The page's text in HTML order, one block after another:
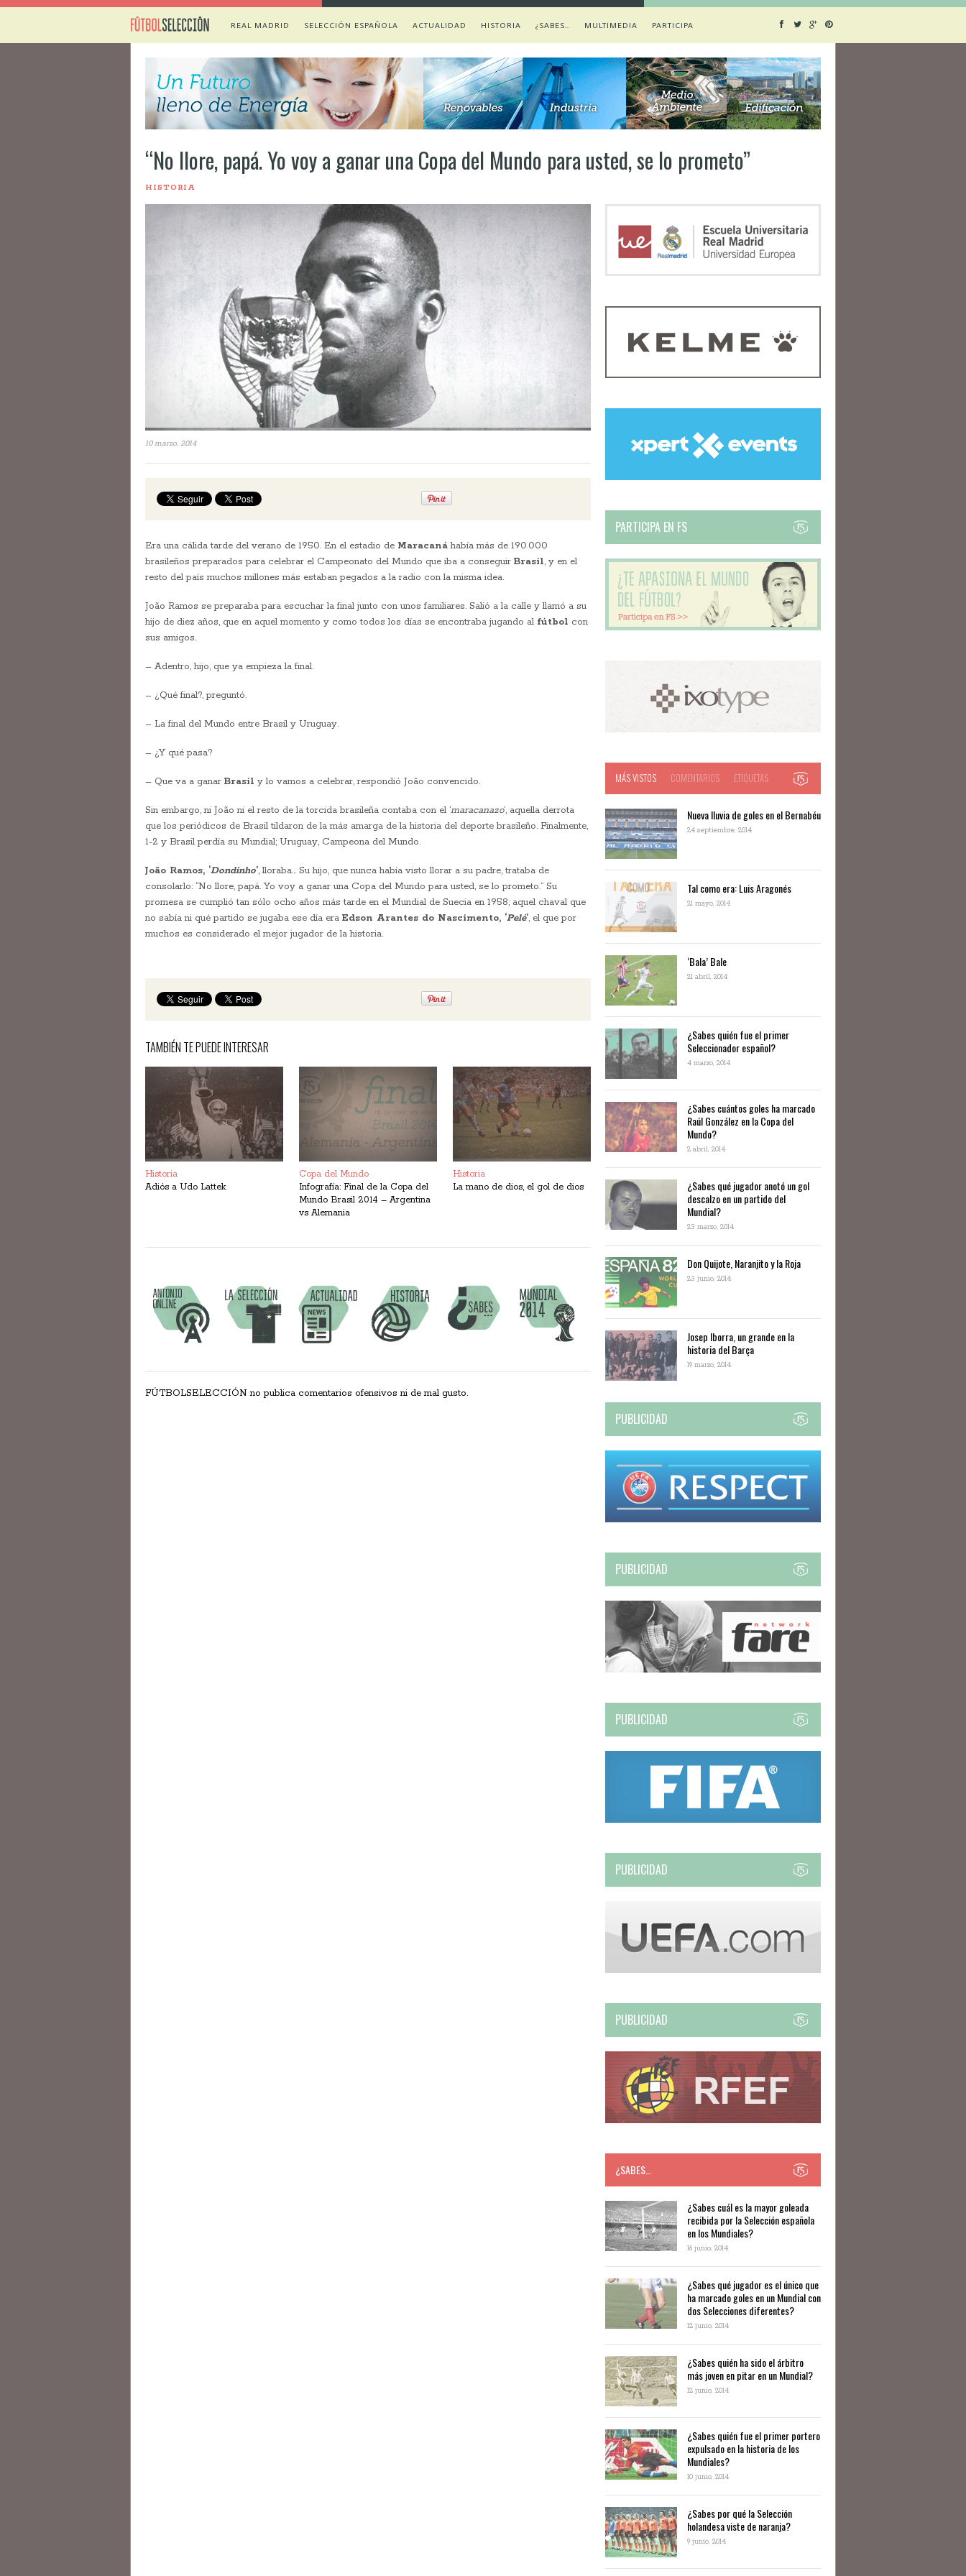
REAL MADRID SELECCIÓN ESPAÑOLA ACTUALIDAD HISTORIA ¿SABES… MULTIMEDIA PARTICIPA
“No llore, papá. Yo voy a ganar una Copa del Mundo para usted, se lo prometo”
HISTORIA
10 marzo, 2014
Era una cálida tarde del verano de 1950. En el estadio de Maracanáhabía más de 190.000
brasileños preparados para celebrar el Campeonato del Mundo que iba a conseguir Brasil, y en el
resto del país muchos millones más estaban pegados a la radio con la misma idea.
João Ramos se preparaba para escuchar la final junto con unos familiares. Salió a la calle y llamó a su
hijo de diez años, que en aquel momento y como todos los días se encontraba jugando al fútbol con
sus amigos.
– Adentro, hijo, que ya empieza la final.
– ¿Qué final?, preguntó.
– La final del Mundo entre Brasil y Uruguay.
– ¿Y qué pasa?
– Que va a ganar Brasil y lo vamos a celebrar, respondió João convencido.
Sin embargo, ni João ni el resto de la torcida brasileña contaba con el ‘maracanazo’, aquella derrota
que los periódicos de Brasil tildaron de la más amarga de la historia del deporte brasileño. Finalmente,
1-2 y Brasil perdía su Mundial; Uruguay, Campeona del Mundo.
João Ramos, ‘Dondinho’, lloraba… Su hijo, que nunca había visto llorar a su padre, trataba de
consolarlo: “No llore, papá. Yo voy a ganar una Copa del Mundo para usted, se lo prometo.” Su
promesa se cumplió tan sólo ocho años más tarde en el Mundial de Suecia en 1958; aquel chaval que
no sabía ni qué partido se jugaba ese día era Edson Arantes do Nascimento, ‘Pelé’, el que por
muchos es considerado el mejor jugador de la historia.
TAMBIÉN TE PUEDE INTERESAR
Historia
Adiós a Udo Lattek
Copa del Mundo
Infografía: Final de la Copa del
Mundo Brasil 2014 – Argentina
vs Alemania
Historia
La mano de dios, el gol de dios
FÚTBOLSELECCIÓN no publica comentarios ofensivos ni de mal gusto.
PARTICIPA EN FS
MÁS VISTOS COMENTARIOS ETIQUETAS
Nueva lluvia de goles en el Bernabéu
24 septiembre, 2014
Tal como era: Luis Aragonés
21 mayo, 2014
‘Bala’ Bale
21 abril, 2014
¿Sabes quién fue el primer
Seleccionador español?
4 marzo, 2014
¿Sabes cuántos goles ha marcado
Raúl González en la Copa del
Mundo?
2 abril, 2014
¿Sabes qué jugador anotó un gol
descalzo en un partido del
Mundial?
23 marzo, 2014
Don Quijote, Naranjito y la Roja
23 junio, 2014
Josep Iborra, un grande en la
historia del Barça
19 marzo, 2014
PUBLICIDAD
PUBLICIDAD
PUBLICIDAD
PUBLICIDAD
PUBLICIDAD
¿SABES…
​​¿Sabes cuál es la mayor goleada
recibida por la Selección española
en los Mundiales?
16 junio, 2014
¿Sabes qué jugador es el único que
ha marcado goles en un Mundial con
dos Selecciones diferentes?
12 junio, 2014
¿Sabes quién ha sido el árbitro
más joven en pitar en un Mundial?
12 junio, 2014
¿Sabes quién fue el primer portero
expulsado en la historia de los
Mundiales?
10 junio, 2014
​¿Sabes por qué la Selección
holandesa viste de naranja?
9 junio, 2014